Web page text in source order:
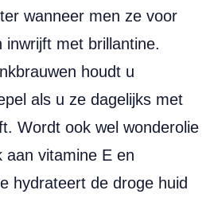
wanneer men ze voor
inwrijft met brillantine.
houdt u
als u ze dagelijks met
Wordt ook wel wonderolie
aan vitamine E en
hydrateert de droge huid